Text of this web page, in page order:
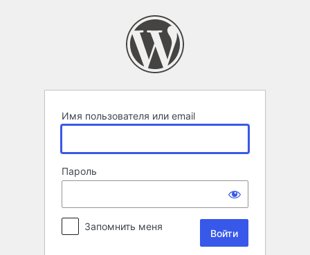
Имя пользователя или email
Пароль
Запомнить меня